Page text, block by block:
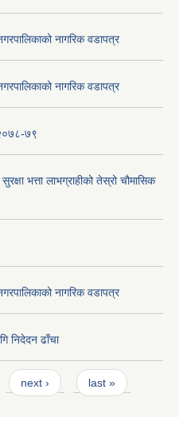
नागरिक वडापत्र
नागरिक वडापत्र
७९
भत्ता लाभग्राहीको तेस्रो चौमासिक
नागरिक वडापत्र
निदेदन ढाँचा
next › last »